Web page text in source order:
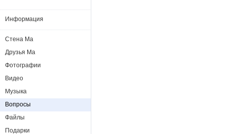
Информация
Стена Ма
Друзья Ма
Фотографии
Видео
Музыка
Вопросы
Файлы
Подарки